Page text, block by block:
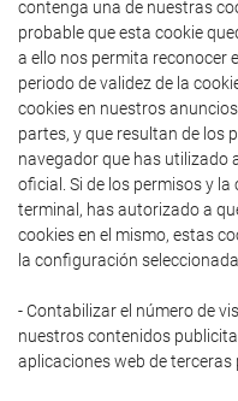
contenga una de nuestras
probable que esta cookie
a ello nos permita reconocer
periodo de validez de la
cookies en nuestros
partes, y que resultan de los
navegador que has utilizado
oficial. Si de los permisos y
terminal, has autorizado a
cookies en el mismo, estas
la configuración
- Contabilizar el número de
nuestros contenidos
aplicaciones web de terceras